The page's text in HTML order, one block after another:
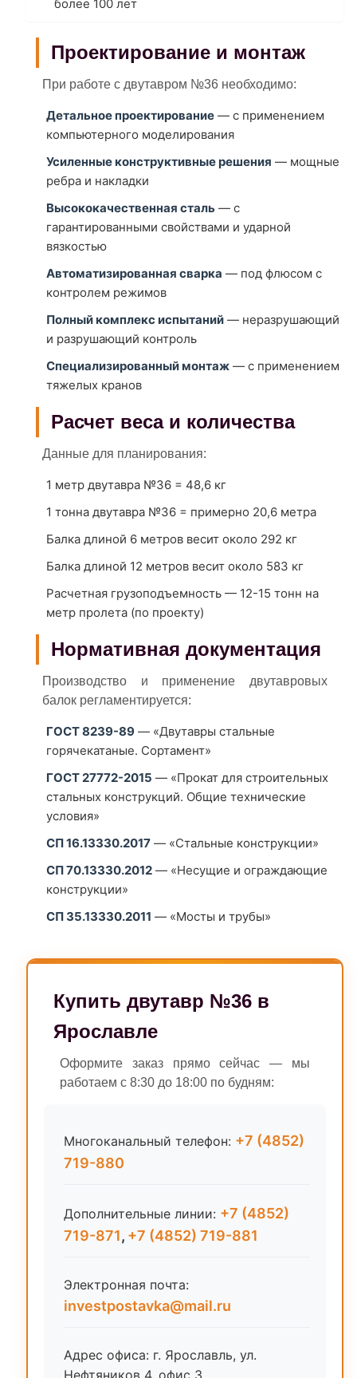
более 100 лет
Проектирование и монтаж
При работе с двутавром №36 необходимо:
Детальное проектирование — с применением
компьютерного моделирования
Усиленные конструктивные решения — мощные
ребра и накладки
Высококачественная сталь — с
гарантированными свойствами и ударной
вязкостью
Автоматизированная сварка — под флюсом с
контролем режимов
Полный комплекс испытаний — неразрушающий
и разрушающий контроль
Специализированный монтаж — с применением
тяжелых кранов
Расчет веса и количества
Данные для планирования:
1 метр двутавра №36 = 48,6 кг
1 тонна двутавра №36 = примерно 20,6 метра
Балка длиной 6 метров весит около 292 кг
Балка длиной 12 метров весит около 583 кг
Расчетная грузоподъемность — 12-15 тонн на
метр пролета (по проекту)
Нормативная документация
Производство и применение двутавровых
балок регламентируется:
ГОСТ 8239-89 — «Двутавры стальные
горячекатаные. Сортамент»
ГОСТ 27772-2015 — «Прокат для строительных
стальных конструкций. Общие технические
условия»
СП 16.13330.2017 — «Стальные конструкции»
СП 70.13330.2012 — «Несущие и ограждающие
конструкции»
СП 35.13330.2011 — «Мосты и трубы»
Купить двутавр №36 в
Ярославле
Оформите заказ прямо сейчас — мы
работаем с 8:30 до 18:00 по будням:
Многоканальный телефон: +7 (4852)
719-880
Дополнительные линии: +7 (4852)
719-871, +7 (4852) 719-881
Электронная почта:
investpostavka@mail.ru
Адрес офиса: г. Ярославль, ул.